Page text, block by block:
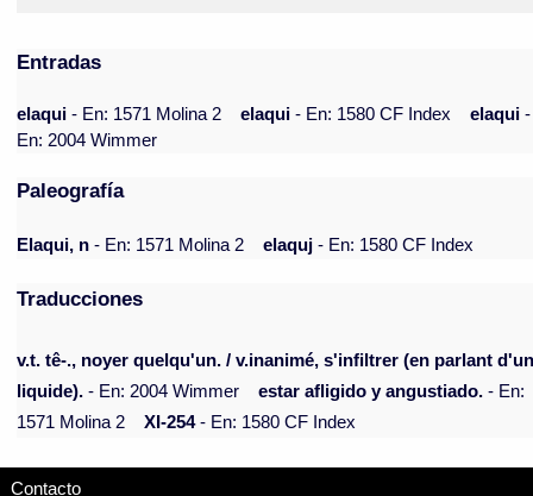
Entradas
elaqui- En: 1571 Molina 2 elaqui- En: 1580 CF Index elaqui-
En: 2004 Wimmer
Paleografía
Elaqui, n - En: 1571 Molina 2 elaquj - En: 1580 CF Index
Traducciones
v.t. tê-., noyer quelqu'un. / v.inanimé, s'infiltrer (en parlant
liquide). - En: 2004 Wimmer estar afligido y angustiado. - En:
1571 Molina 2
XI-254- En: 1580 CF Index
Contacto